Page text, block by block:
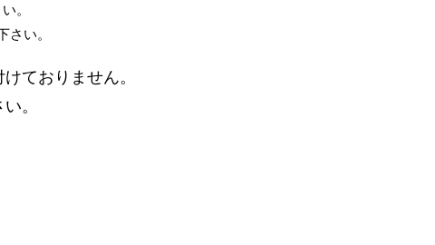
。
い。
ておりません。
。